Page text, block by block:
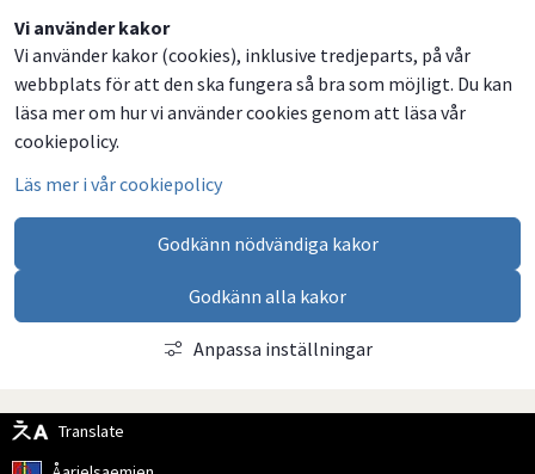
Vi använder kakor
Vi använder kakor (cookies), inklusive tredjeparts, på vår
webbplats för att den ska fungera så bra som möjligt. Du kan
läsa mer om hur vi använder cookies genom att läsa vår
cookiepolicy.
Läs mer i vår cookiepolicy
Godkänn nödvändiga kakor
Godkänn alla kakor
Anpassa inställningar
Translate
Dela
på
Facebook
Dela
på
Twitter
Dela
på
LinkedIn
Dela
via
email